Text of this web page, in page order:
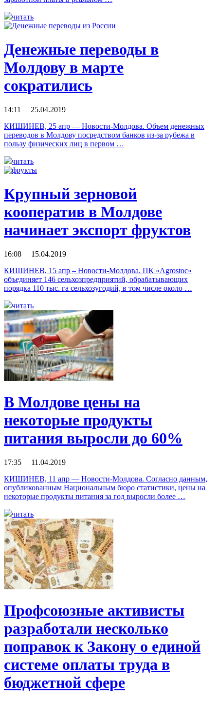
читать
Денежные переводы в
Молдову в марте
сократились
14:11 25.04.2019
КИШИНЕВ, 25 апр — Новости-Молдова. Объем денежных
переводов в Молдову посредством банков из-за рубежа в
пользу физических лиц в первом …
читать
Крупный зерновой
кооператив в Молдове
начинает экспорт фруктов
16:08 15.04.2019
КИШИНЕВ, 15 апр – Новости-Молдова. ПК «Agrostoc»
объединяет 146 сельхозпредприятий, обрабатывающих
порядка 110 тыс. га сельхозугодий, в том числе около …
читать
В Молдове цены на
некоторые продукты
питания выросли до 60%
17:35 11.04.2019
КИШИНЕВ, 11 апр — Новости-Молдова. Согласно данным,
опубликованным Национальным бюро статистики, цены на
некоторые продукты питания за год выросли более …
читать
Профсоюзные активисты
разработали несколько
поправок к Закону о единой
системе оплаты труда в
бюджетной сфере